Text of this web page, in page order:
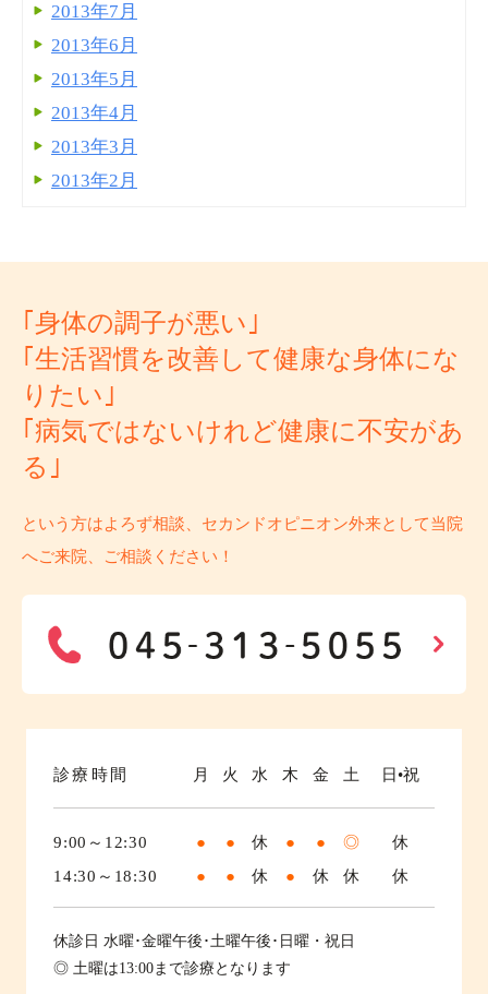
2013年7月
2013年6月
2013年5月
2013年4月
2013年3月
2013年2月
｢身体の調子が悪い｣
｢生活習慣を改善して健康な身体にな
りたい｣
｢病気ではないけれど健康に不安があ
る｣
という方はよろず相談、セカンドオピニオン外来として当院
へご来院、ご相談ください！
診療時間 月 火 水 木 金 土 日•祝
9:00～12:30 ● ● 休 ● ● ◎
休
14:30～18:30
● ● 休 ● 休 休 休
休診日 水曜･金曜午後･土曜午後･日曜・祝日
◎ 土曜は13:00まで診療となります